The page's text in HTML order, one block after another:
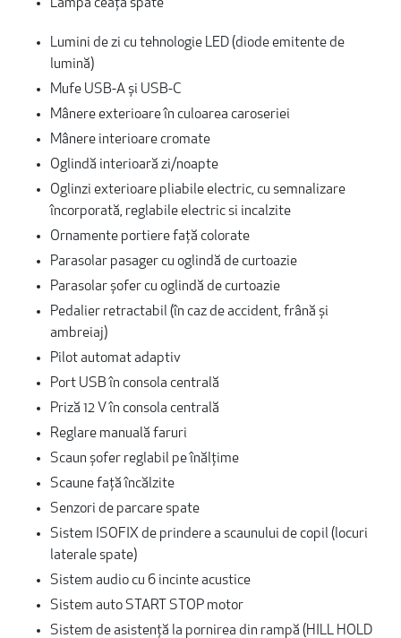
Lampă ceață spate
Lumini de zi cu tehnologie LED (diode emitente de
lumină)
Mufe USB-A și USB-C
Mânere exterioare în culoarea caroseriei
Mânere interioare cromate
Oglindă interioară zi/noapte
Oglinzi exterioare pliabile electric, cu semnalizare
încorporată, reglabile electric si incalzite
Ornamente portiere față colorate
Parasolar pasager cu oglindă de curtoazie
Parasolar șofer cu oglindă de curtoazie
Pedalier retractabil (în caz de accident, frână și
ambreiaj)
Pilot automat adaptiv
Port USB în consola centrală
Priză 12 V în consola centrală
Reglare manuală faruri
Scaun șofer reglabil pe înălțime
Scaune față încălzite
Senzori de parcare spate
Sistem ISOFIX de prindere a scaunului de copil (locuri
laterale spate)
Sistem audio cu 6 incinte acustice
Sistem auto START STOP motor
Sistem de asistență la pornirea din rampă (HILL HOLD